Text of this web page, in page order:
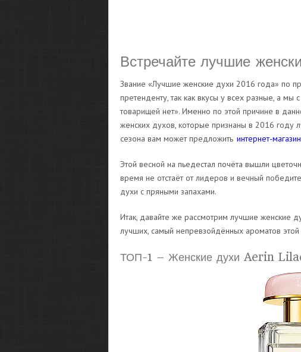
Встречайте лучшие
Звание «Лучшие женские духи 2016 года» по
претенденту, так как вкусы у всех разные, а мы
товарищей нет». Именно по этой причине в
женских духов, которые признаны в 2016 году
сезона вам может предложить интернет-
Этой весной на пьедестал почёта вышли
время не отстаёт от лидеров и вечный
духи с пряными запахами.
Итак, давайте же рассмотрим лучшие женские
лучших, самый непревзойдённых ароматов этой
ТОП-1 – Женские духи Aerin